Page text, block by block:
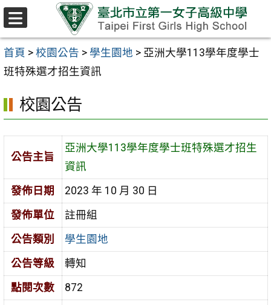
跳至主要內容區
首頁 > 校園公告 > 學生園地 > 亞洲大學113學年度學士
班特殊選才招生資訊
校園公告
公告主旨
亞洲大學113學年度學士班特殊選才招生
資訊
發佈日期
2023 年 10 月 30 日
發佈單位
註冊組
公告類別
學生園地
公告等級
轉知
點閱次數
872
選
單